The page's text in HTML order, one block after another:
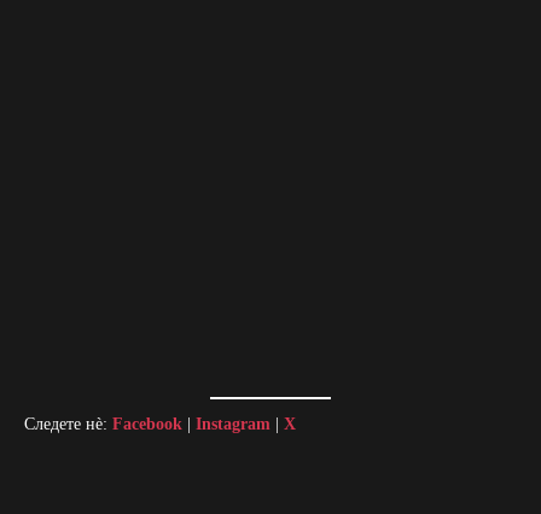
Следете нè: Facebook Instagram X